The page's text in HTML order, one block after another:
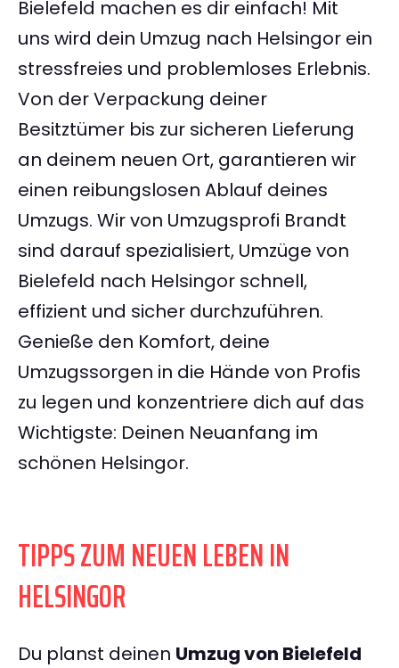
Bielefeld machen es dir einfach! Mit
uns wird dein Umzug nach Helsingor ein
stressfreies und problemloses Erlebnis.
Von der Verpackung deiner
Besitztümer bis zur sicheren Lieferung
an deinem neuen Ort, garantieren wir
einen reibungslosen Ablauf deines
Umzugs. Wir von Umzugsprofi Brandt
sind darauf spezialisiert, Umzüge von
Bielefeld nach Helsingor schnell,
effizient und sicher durchzuführen.
Genieße den Komfort, deine
Umzugssorgen in die Hände von Profis
zu legen und konzentriere dich auf das
Wichtigste: Deinen Neuanfang im
schönen Helsingor.
TIPPS ZUM NEUEN LEBEN IN
HELSINGOR
Du planst deinen Umzug von Bielefeld